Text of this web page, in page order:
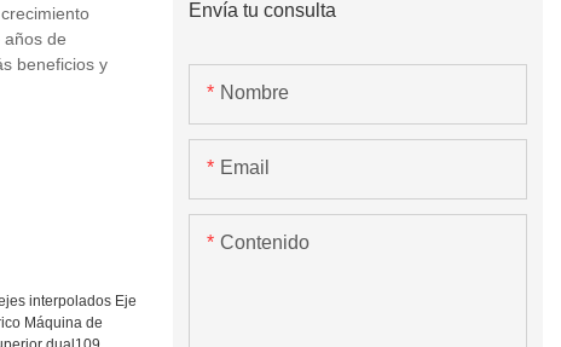
de
beneficios y
Envía tu consulta
Nombre
Email
Contenido